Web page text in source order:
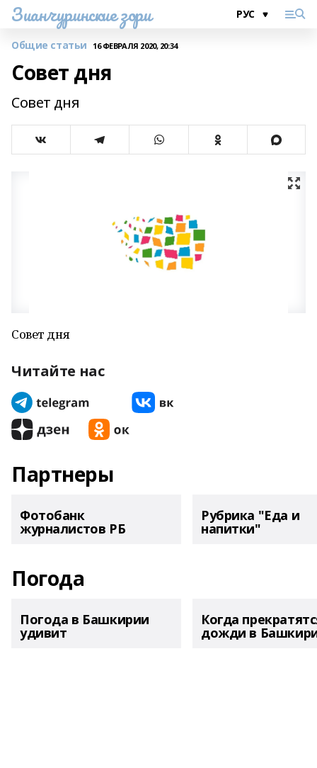
Зианчуринские зори
Общие статьи 16 ФЕВРАЛЯ 2020, 20:34
Совет дня
Совет дня
Совет дня
Читайте нас
Партнеры
Фотобанк
журналистов РБ
Рубрика "Еда и
напитки"
Погода
Погода в Башкирии
удивит
Когда
дожди в